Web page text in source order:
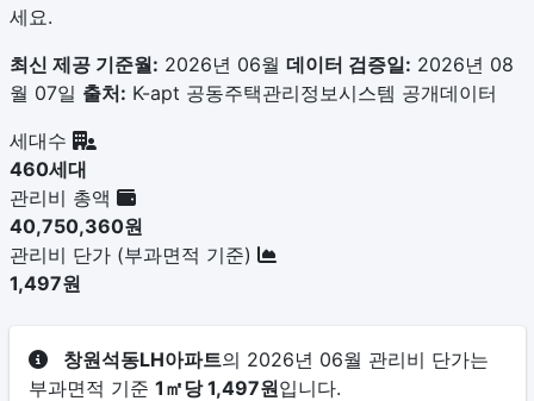
세요.
최신 제공 기준월: 2026년 06월 데이터 검증일: 2026년 08
월 07일 출처: K-apt 공동주택관리정보시스템 공개데이터
세대수
460세대
관리비 총액
40,750,360원
관리비 단가 (부과면적 기준)
1,497원
창원석동LH아파트의 2026년 06월 관리비 단가는
부과면적 기준 1㎡당 1,497원입니다.